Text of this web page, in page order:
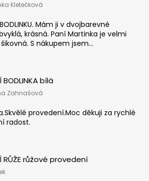
produktu je 5 z 5 hvězdiček.
Kletečková
Mám ji v dvojbarevné
krásná. Paní Martinka je velmi
S nákupem jsem...
BODLINKA bílá
produktu je 5 z 5 hvězdiček.
Zahnašová
provedení.Moc děkuji za rychlé
radost.
RŮŽE růžové provedení
produktu je 5 z 5 hvězdiček.